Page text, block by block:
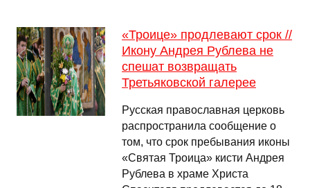
«Троице» продлевают срок //
Икону Андрея Рублева не
спешат возвращать
Третьяковской галерее
Русская православная церковь
распространила сообщение о
том, что срок пребывания иконы
«Святая Троица» кисти Андрея
Рублева в храме Христа